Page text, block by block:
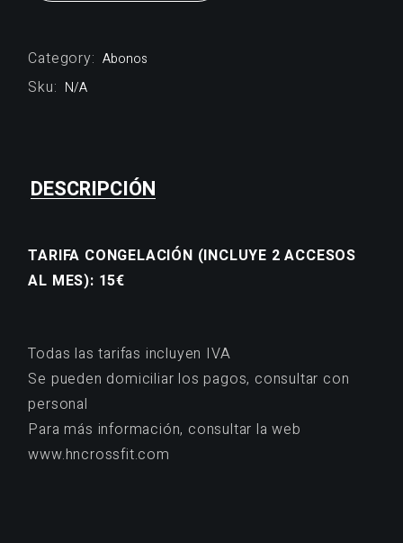
Category: Abonos
Sku: N/A
DESCRIPCIÓN
TARIFA CONGELACIÓN (INCLUYE 2 ACCESOS
AL MES): 15€
Todas las tarifas incluyen IVA
Se pueden domiciliar los pagos, consultar con
personal
Para más información, consultar la web
www.hncrossfit.com